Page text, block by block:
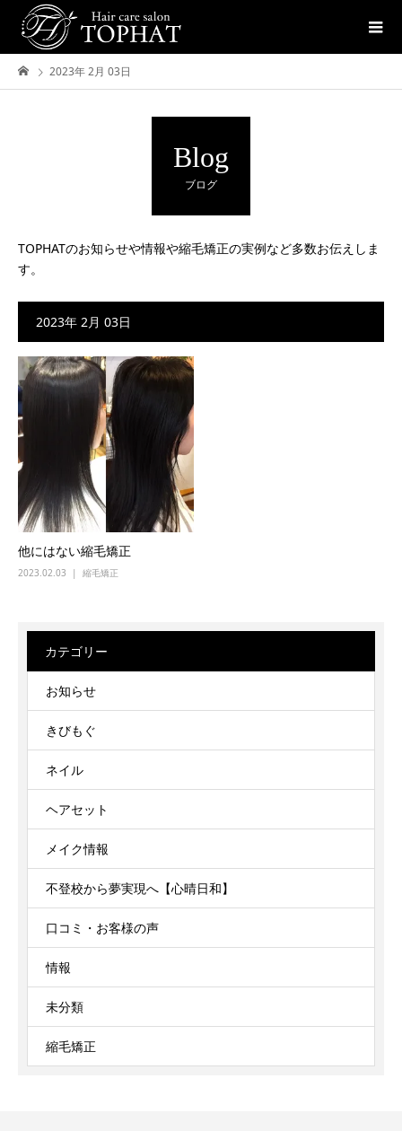
2023年 2月 03日
Blog
ブログ
TOPHATのお知らせや情報や縮毛矯正の実例など多数お伝えしま
す。
2023年 2月 03日
他にはない縮毛矯正
2023.02.03 縮毛矯正
カテゴリー
お知らせ
きびもぐ
ネイル
ヘアセット
メイク情報
不登校から夢実現へ【心晴日和】
口コミ・お客様の声
情報
未分類
縮毛矯正